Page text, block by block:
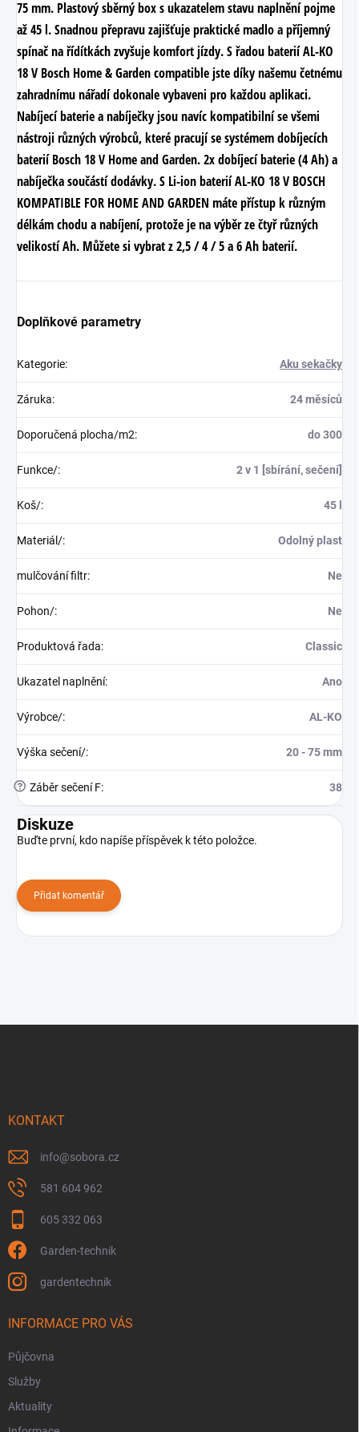
75 mm. Plastový sběrný box s ukazatelem stavu naplnění pojme
až 45 l. Snadnou přepravu zajišťuje praktické madlo a příjemný
spínač na řídítkách zvyšuje komfort jízdy. S řadou bateriíAL-KO
18 V Bosch Home & Garden compatible jste díky našemu četnému
zahradnímu nářadí dokonale vybaveni pro každou aplikaci.
Nabíjecí baterie a nabíječky jsou navíc kompatibilní se všemi
nástroji různých výrobců, které pracují se systémem dobíjecích
baterií Bosch 18 V Home and Garden. 2x dobíjecí baterie (4 Ah) a
nabíječka součástí dodávky. S Li-ion baterií AL-KO 18 V BOSCH
KOMPATIBLE FOR HOME AND GARDEN máte přístup k různým
délkám chodu a nabíjení, protože je na výběr ze čtyř různých
velikostí Ah. Můžete si vybrat z 2,5 / 4 / 5 a 6 Ah baterií.
Doplňkové parametry
Kategorie: Aku sekačky
Záruka: 24 měsíců
Doporučená plocha/m2: do 300
Funkce/: 2 v 1 [sbírání, sečení]
Koš/: 45 l
Materiál/: Odolný plast
mulčování filtr: Ne
Pohon/: Ne
Produktová řada: Classic
Ukazatel naplnění: Ano
Výrobce/: AL-KO
Výška sečení/: 20 - 75 mm
? Záběr sečení F: 38
Diskuze
Buďte první, kdo napíše příspěvek k této položce.
Přidat komentář
KONTAKT
info@sobora.cz
581 604 962
605 332 063
Garden-technik
gardentechnik
INFORMACE PRO VÁS
Půjčovna
Služby
Aktuality